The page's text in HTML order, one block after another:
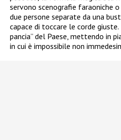
servono scenografie faraoniche
due persone separate da una
capace di toccare le corde
pancia” del Paese, mettendo in
in cui è impossibile non